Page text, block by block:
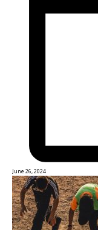
June 26, 2024